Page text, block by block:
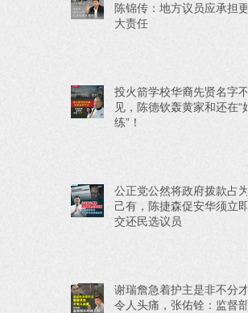
陈锦传：地方议员应承担更
大责任
投火箭学校华裔先贤名字不
见，陈德钦轰黄家和还在“好
练”！
公正党公然将政府拨款占为
己有，陈捷森促安华须立即
交还民选议员
谢瑞詹急着护主是非不分才
令人头痛，张佑铨：监督部